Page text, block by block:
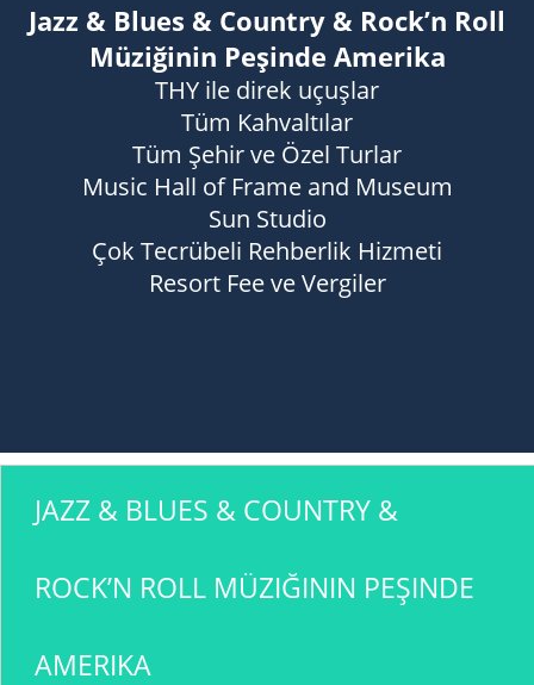
Jazz & Blues & Country & Rock’n Roll
Müziğinin Peşinde Amerika
THY ile direk uçuşlar
Tüm Kahvaltılar
Tüm Şehir ve Özel Turlar
Music Hall of Frame and Museum
Sun Studio
Çok Tecrübeli Rehberlik Hizmeti
Resort Fee ve Vergiler
JAZZ & BLUES & COUNTRY &
ROCK’N ROLL MÜZIĞININ PEŞINDE
AMERIKA